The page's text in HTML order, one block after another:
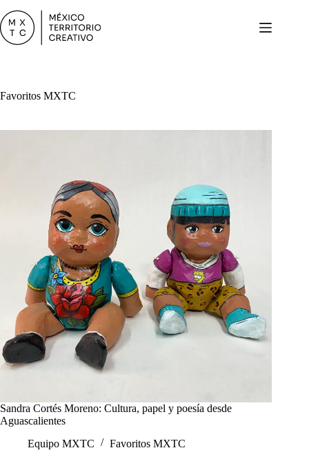
al
contenido
Favoritos MXTC
Sandra Cortés Moreno: Cultura, papel y poesía desde
Aguascalientes
Equipo MXTC
Favoritos MXTC